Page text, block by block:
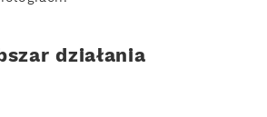
działania